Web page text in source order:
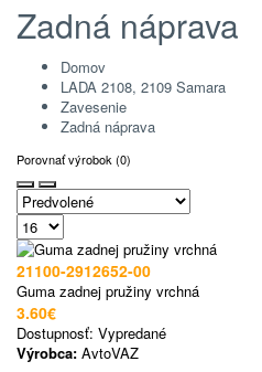
Zadná náprava
Domov
LADA 2108, 2109 Samara
Zavesenie
Zadná náprava
Porovnať výrobok (0)
21100-2912652-00
Guma zadnej pružiny vrchná
3.60€
Dostupnosť: Vypredané
Výrobca: AvtoVAZ